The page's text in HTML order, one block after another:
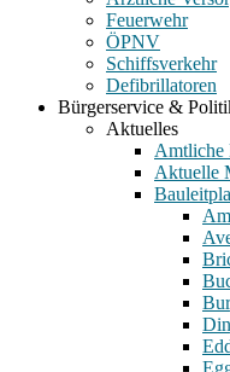
Feuerwehr
ÖPNV
Schiffsverkehr
Defibrillatoren
Bürgerservice &
Aktuelles
Amtliche
Aktuelle